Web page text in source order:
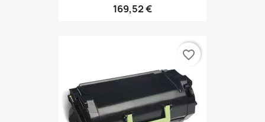
169,52 €
favorite_border